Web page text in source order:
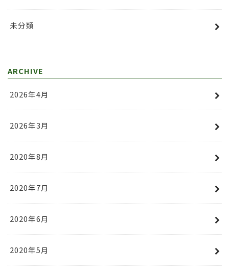
未分類
ARCHIVE
2026年4月
2026年3月
2020年8月
2020年7月
2020年6月
2020年5月